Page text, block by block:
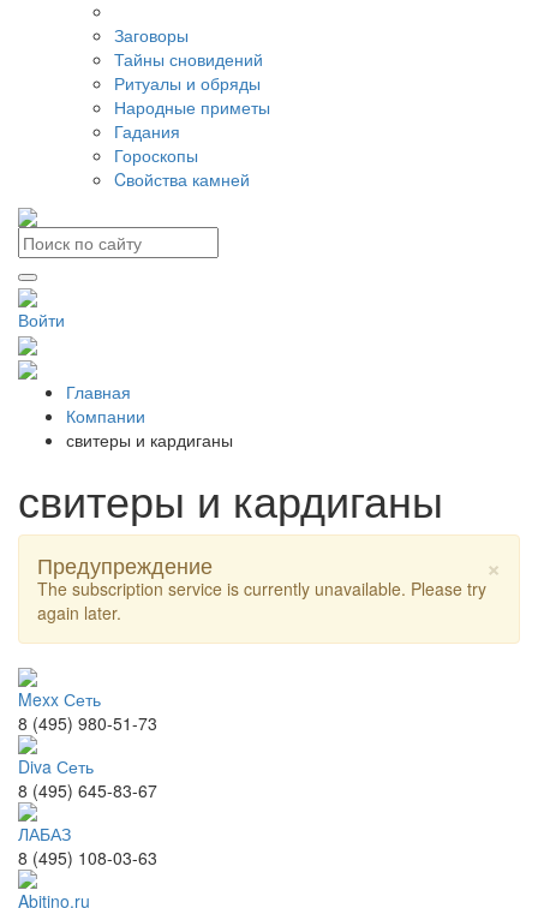
Заговоры
Тайны сновидений
Ритуалы и обряды
Народные приметы
Гадания
Гороскопы
Cвойства камней
Войти
Главная
Компании
свитеры и кардиганы
свитеры и кардиганы
×
Предупреждение
The subscription service is currently unavailable. Please try
again later.
Mexx Сеть
8 (495) 980-51-73
Diva Сеть
8 (495) 645-83-67
ЛАБАЗ
8 (495) 108-03-63
Abitino.ru